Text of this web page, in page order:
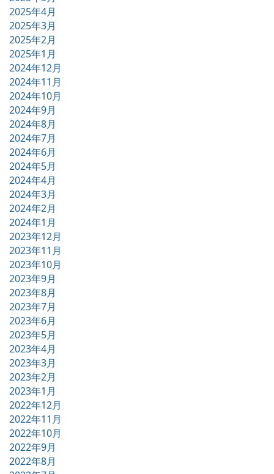
2025年4月
2025年3月
2025年2月
2025年1月
2024年12月
2024年11月
2024年10月
2024年9月
2024年8月
2024年7月
2024年6月
2024年5月
2024年4月
2024年3月
2024年2月
2024年1月
2023年12月
2023年11月
2023年10月
2023年9月
2023年8月
2023年7月
2023年6月
2023年5月
2023年4月
2023年3月
2023年2月
2023年1月
2022年12月
2022年11月
2022年10月
2022年9月
2022年8月